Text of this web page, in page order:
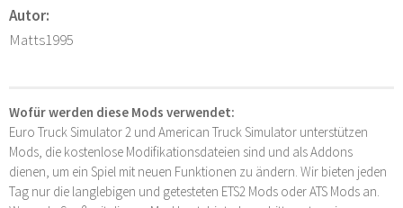
Autor:
Matts1995
Wofür werden diese Mods verwendet:
Euro Truck Simulator 2 und American Truck Simulator unterstützen
Mods, die kostenlose Modifikationsdateien sind und als Addons
dienen, um ein Spiel mit neuen Funktionen zu ändern. Wir bieten jeden
Tag nur die langlebigen und getesteten ETS2 Mods oder ATS Mods an.